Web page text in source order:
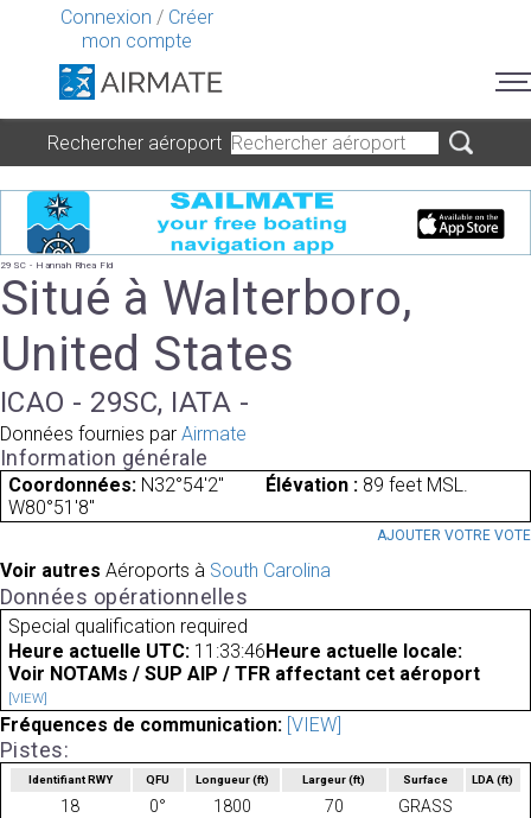
Connexion / Créer
mon compte
Rechercher aéroport
29SC - Hannah Rhea Fld
Situé à Walterboro,
United States
ICAO - 29SC, IATA -
Données fournies par Airmate
Information générale
Coordonnées: N32°54'2"
W80°51'8"
Élévation : 89 feet MSL.
AJOUTER VOTRE VOTE
Voir autres Aéroports à South Carolina
Données opérationnelles
Special qualification required
Heure actuelle UTC: 11:33:46 Heure actuelle locale:
Voir NOTAMs / SUP AIP / TFR affectant cet aéroport
[VIEW]
Fréquences de communication: [VIEW]
Pistes:
Identifiant RWY QFU Longueur(ft) Largeur(ft) Surface LDA(ft)
18 0° 1800 70
GRASS